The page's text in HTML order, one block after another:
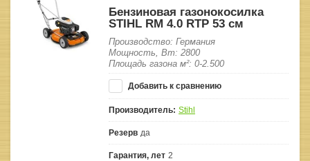
Бензиновая газонокосилка
STIHL RM 4.0 RTP 53 см
Производство: Германия
Мощность, Вт: 2800
Площадь газона м²: 0-2.500
Добавить к сравнению
Производитель: Stihl
Резерв да
Гарантия, лет 2